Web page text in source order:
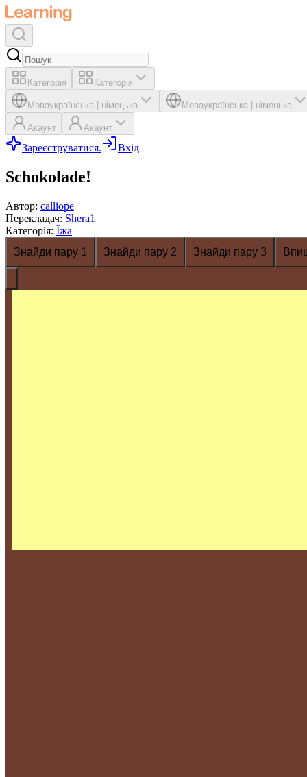
Категорія Категорія
Моваукраїнська німецька Моваукраїнська німецька
Акаунт Акаунт
Зареєструватися. Вхід
Schokolade!
Автор: calliope
Перекладач: Shera1
Категорія: Їжа
Знайди пару 1
Знайди пару 2 Знайди пару 3